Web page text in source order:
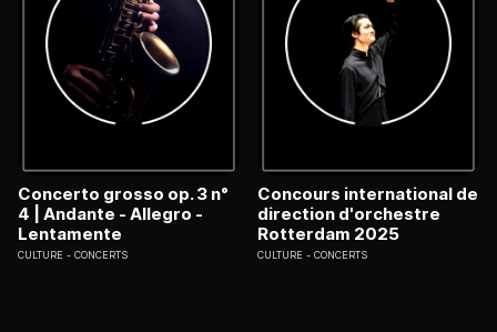
Concerto grosso op. 3 n°
4 | Andante - Allegro -
Lentamente
CULTURE CONCERTS
Concours international de
direction d'orchestre
Rotterdam 2025
CULTURE CONCERTS